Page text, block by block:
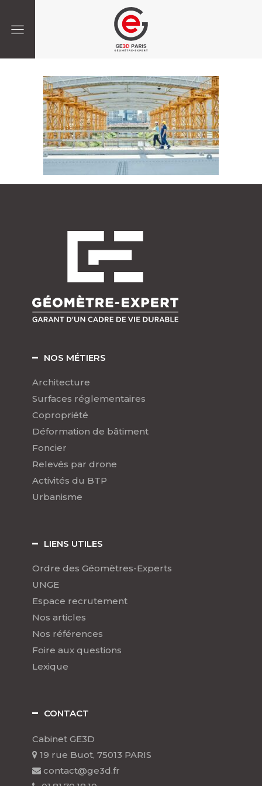
NOS MÉTIERS
Architecture
Surfaces réglementaires
Copropriété
Déformation de bâtiment
Foncier
Relevés par drone
Activités du BTP
Urbanisme
LIENS UTILES
Ordre des Géomètres-Experts
UNGE
Espace recrutement
Nos articles
Nos références
Foire aux questions
Lexique
CONTACT
Cabinet GE3D
19 rue Buot, 75013 PARIS
contact@ge3d.fr